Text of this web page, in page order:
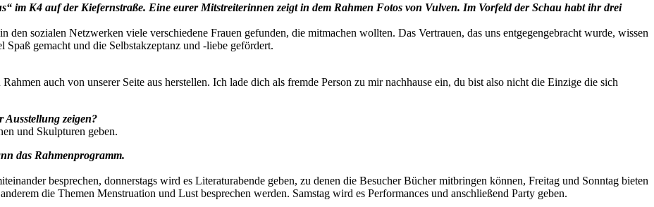
im K4 auf der Kiefernstraße. Eine eurer Mitstreiterinnen zeigt in dem Rahmen Fotos von Vulven. Im Vorfeld der Schau habt ihr drei
sozialen Netzwerken viele verschiedene Frauen gefunden, die mitmachen wollten. Das Vertrauen, das uns entgegengebracht wurde, wissen
gemacht und die Selbstakzeptanz und -liebe gefördert.
auch von unserer Seite aus herstellen. Ich lade dich als fremde Person zu mir nachhause ein, du bist also nicht die Einzige die sich
Ausstellung zeigen?
und Skulpturen geben.
das Rahmenprogramm.
besprechen, donnerstags wird es Literaturabende geben, zu denen die Besucher Bücher mitbringen können, Freitag und Sonntag bieten
die Themen Menstruation und Lust besprechen werden. Samstag wird es Performances und anschließend Party geben.